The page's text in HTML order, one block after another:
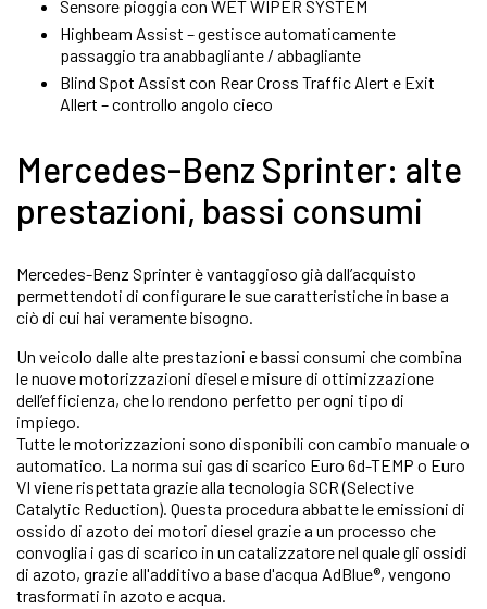
Sensore pioggia con WET WIPER SYSTEM
Highbeam Assist – gestisce automaticamente
passaggio tra anabbagliante / abbagliante
Blind Spot Assist con Rear Cross Traffic Alert e Exit
Allert – controllo angolo cieco
Mercedes-Benz Sprinter: alte
prestazioni, bassi consumi
Mercedes-Benz Sprinter è vantaggioso già dall’acquisto
permettendoti di configurare le sue caratteristiche in base a
ciò di cui hai veramente bisogno.
Un veicolo dalle alte prestazioni e bassi consumi che combina
le nuove motorizzazioni diesel e misure di ottimizzazione
dell’efficienza, che lo rendono perfetto per ogni tipo di
impiego.
Tutte le motorizzazioni sono disponibili con cambio manuale o
automatico. La norma sui gas di scarico Euro 6d-TEMP o Euro
VI viene rispettata grazie alla tecnologia SCR (Selective
Catalytic Reduction). Questa procedura abbatte le emissioni di
ossido di azoto dei motori diesel grazie a un processo che
convoglia i gas di scarico in un catalizzatore nel quale gli ossidi
di azoto, grazie all'additivo a base d'acqua AdBlue®, vengono
trasformati in azoto e acqua.